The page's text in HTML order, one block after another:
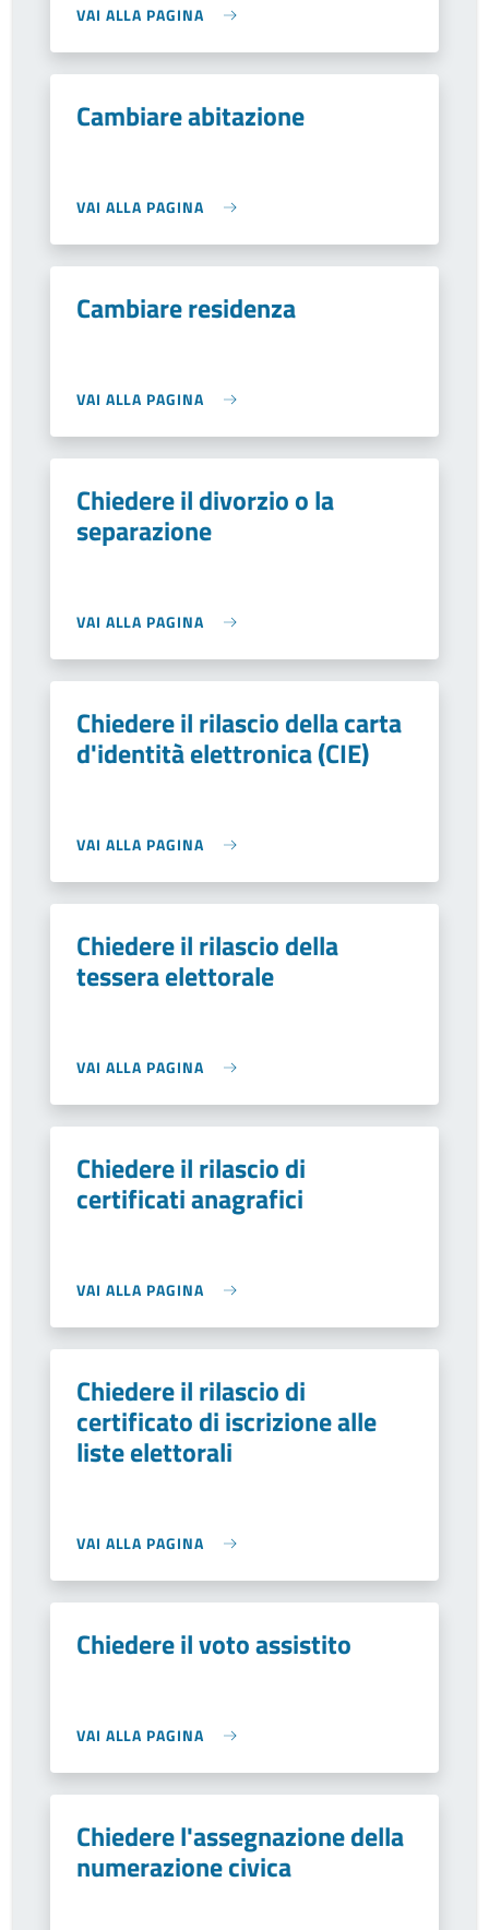
VAI ALLA PAGINA
Cambiare abitazione
VAI ALLA PAGINA
Cambiare residenza
VAI ALLA PAGINA
Chiedere il divorzio o la
separazione
VAI ALLA PAGINA
Chiedere il rilascio della carta
d'identità elettronica (CIE)
VAI ALLA PAGINA
Chiedere il rilascio della
tessera elettorale
VAI ALLA PAGINA
Chiedere il rilascio di
certificati anagrafici
VAI ALLA PAGINA
Chiedere il rilascio di
certificato di iscrizione alle
liste elettorali
VAI ALLA PAGINA
Chiedere il voto assistito
VAI ALLA PAGINA
Chiedere l'assegnazione della
numerazione civica